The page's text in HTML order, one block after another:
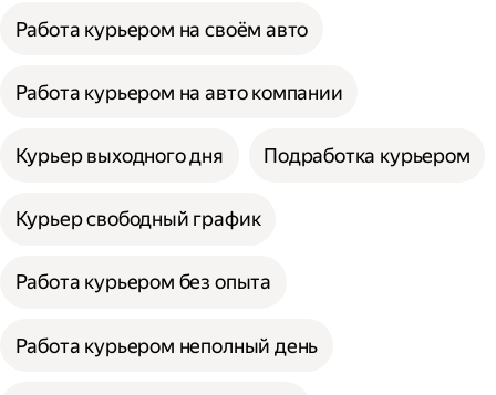
Работа курьером на своём авто
Работа курьером на авто компании
Курьер выходного дня Подработка курьером
Курьер свободный график
Работа курьером без опыта
Работа курьером неполный день